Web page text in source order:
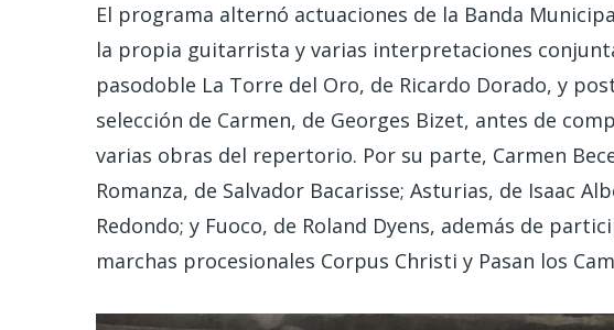
El programa alternó actuaciones de la Banda
la propia guitarrista y varias interpretaciones
pasodoble La Torre del Oro, de Ricardo Dorado, y
selección de Carmen, de Georges Bizet, antes de
varias obras del repertorio. Por su parte, Carmen
Romanza, de Salvador Bacarisse; Asturias, de Isaac
Redondo; y Fuoco, de Roland Dyens, además de
marchas procesionales Corpus Christi y Pasan los